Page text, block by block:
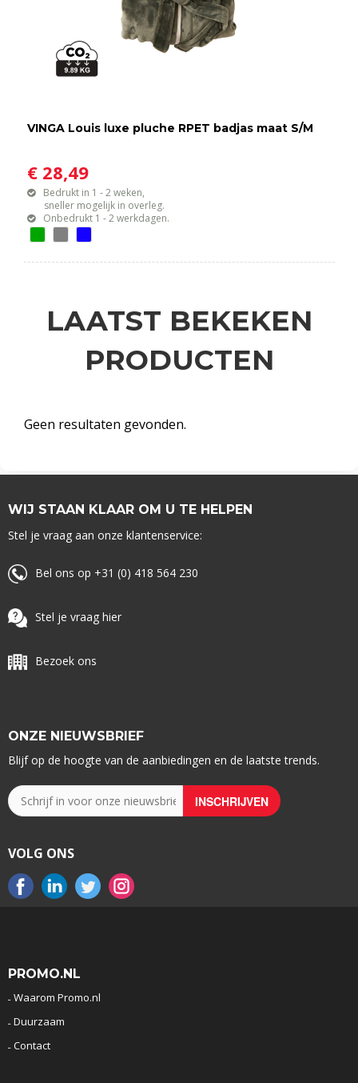
VINGA Louis luxe pluche RPET badjas maat S/M
€ 28,49
Bedrukt in 1 - 2 weken,
sneller mogelijk in overleg.
Onbedrukt 1 - 2 werkdagen.
LAATST BEKEKEN
PRODUCTEN
Geen resultaten gevonden.
WIJ STAAN KLAAR OM U TE HELPEN
Stel je vraag aan onze klantenservice:
Bel ons op +31 (0) 418 564 230
Stel je vraag hier
Bezoek ons
ONZE NIEUWSBRIEF
Blijf op de hoogte van de aanbiedingen en de laatste trends.
VOLG ONS
PROMO.NL
Waarom Promo.nl
Duurzaam
Contact